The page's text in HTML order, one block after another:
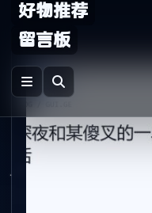
好物推荐
留言板